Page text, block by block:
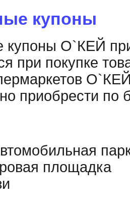
купоны
купоны О`КЕЙ
при покупке
приобрести по
площадка